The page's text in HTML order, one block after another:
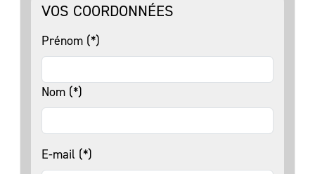
VOS COORDONNÉES
Prénom (*)
Nom (*)
E-mail (*)